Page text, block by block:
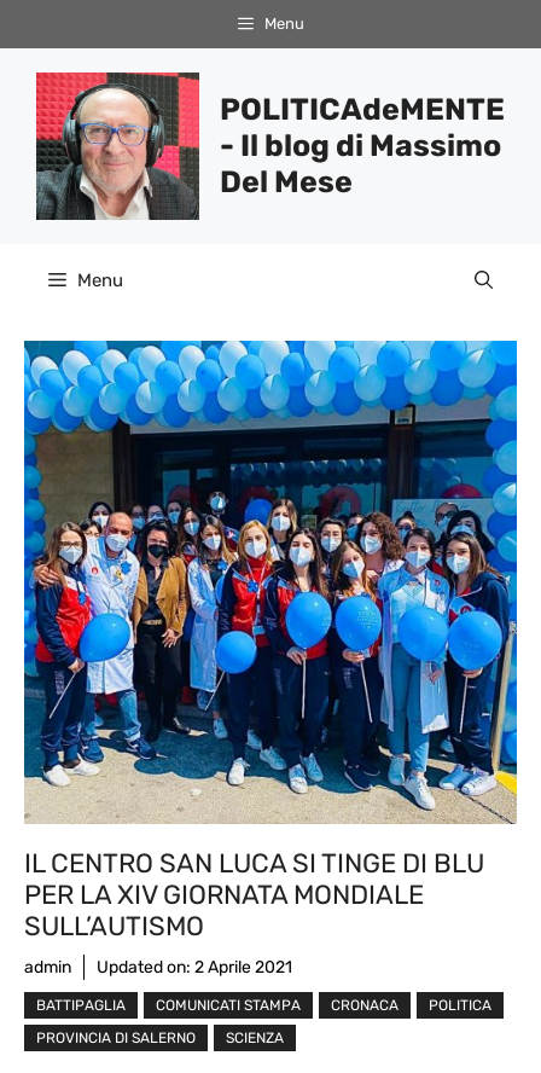
al
contenuto
Menu
POLITICAdeMENTE
- Il blog di Massimo
Del Mese
Menu
IL CENTRO SAN LUCA SI TINGE DI BLU
PER LA XIV GIORNATA MONDIALE
SULL’AUTISMO
admin Updated on: 2 Aprile 2021
BATTIPAGLIA COMUNICATI STAMPA CRONACA
POLITICA
PROVINCIA DI SALERNO
SCIENZA